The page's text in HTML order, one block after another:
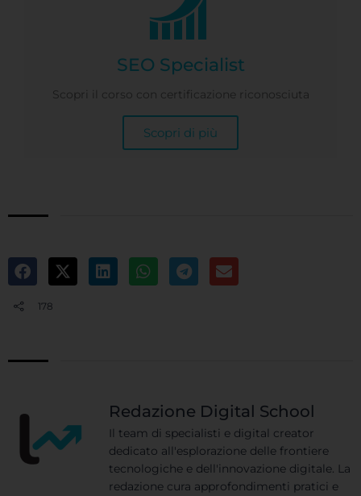
SEO Specialist
Scopri il corso con certificazione riconosciuta
Scopri di più
178
Redazione Digital School
Il team di specialisti e digital creator
dedicato all'esplorazione delle frontiere
tecnologiche e dell'innovazione digitale. La
redazione cura approfondimenti pratici e